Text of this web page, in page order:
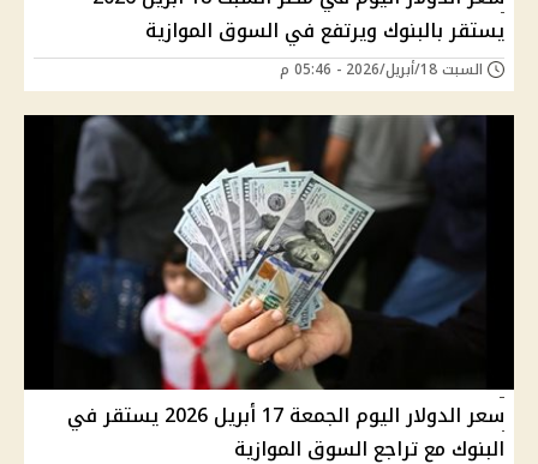
يستقر بالبنوك ويرتفع في السوق الموازية
السبت 18/أبريل/2026 - 05:46 م
سعر الدولار اليوم الجمعة 17 أبريل 2026 يستقر في
البنوك مع تراجع السوق الموازية